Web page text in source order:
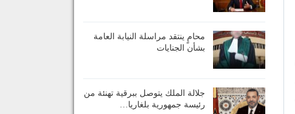
محامٍ ينتقد مراسلة النيابة العامة
بشأن الجنايات
جلالة الملك يتوصل ببرقية تهنئة من
رئيسة جمهورية بلغاريا…